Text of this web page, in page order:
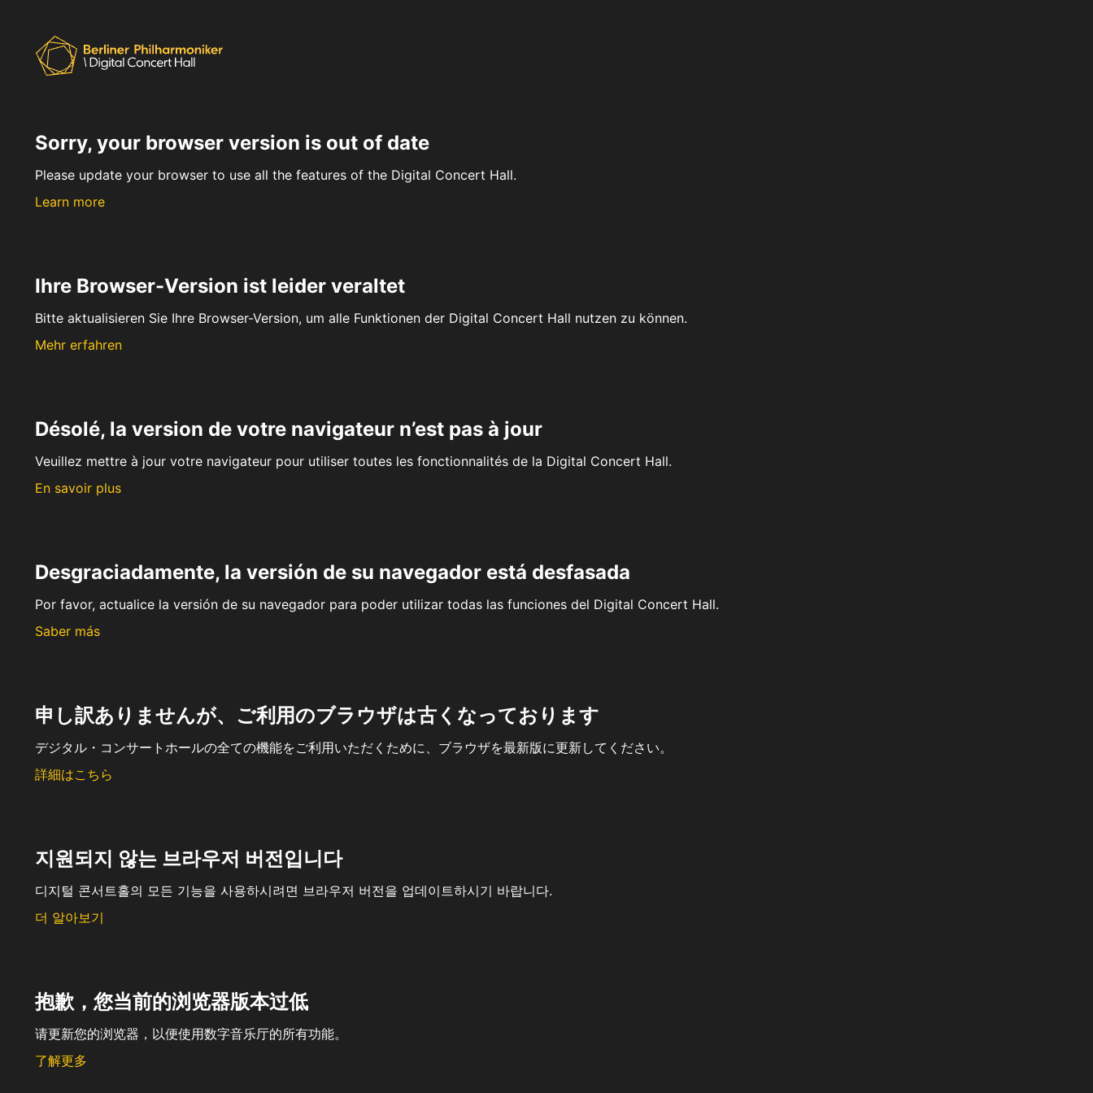
Sorry, your browser version is out of date
Please update your browser to use all the features of the Digital Concert Hall.
Learn more
Ihre Browser-Version ist leider veraltet
Bitte aktualisieren Sie Ihre Browser-Version, um alle Funktionen der Digital Concert Hall nutzen zu können.
Mehr erfahren
Désolé, la version de votre navigateur n’est pas à jour
Veuillez mettre à jour votre navigateur pour utiliser toutes les fonctionnalités de la Digital Concert Hall.
En savoir plus
Desgraciadamente, la versión de su navegador está desfasada
Por favor, actualice la versión de su navegador para poder utilizar todas las funciones del Digital Concert Hall.
Saber más
申し訳ありませんが、ご利用のブラウザは古くなっております
デジタル・コンサートホールの全ての機能をご利用いただくために、ブラウザを最新版に更新してください。
詳細はこちら
지원되지 않는 브라우저 버전입니다
디지털 콘서트홀의 모든 기능을 사용하시려면 브라우저 버전을 업데이트하시기 바랍니다.
더 알아보기
抱歉，您当前的浏览器版本过低
请更新您的浏览器，以便使用数字音乐厅的所有功能。
了解更多